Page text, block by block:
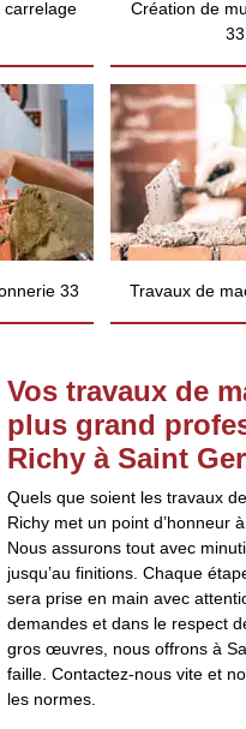
carrelage
Création de
33
33 Travaux de
Vos travaux de
plus grand
Richy à Saint
Quels que soient les travaux
Richy met un point d’honneur
Nous assurons tout avec
jusqu’au finitions. Chaque
sera prise en main avec
demandes et dans le respect
gros œuvres, nous offrons à
faille. Contactez-nous vite et
les normes.